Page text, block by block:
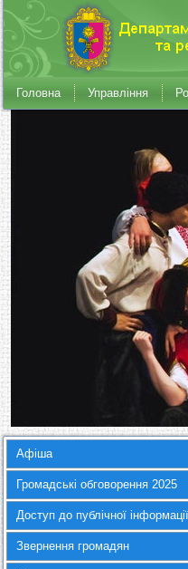
Головна Управління
Афіша
Громадські обговорення 2025
Доступ до публічної інформації
Звернення громадян